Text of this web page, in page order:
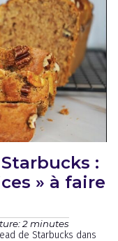
:
» à faire
2 minutes
de Starbucks dans